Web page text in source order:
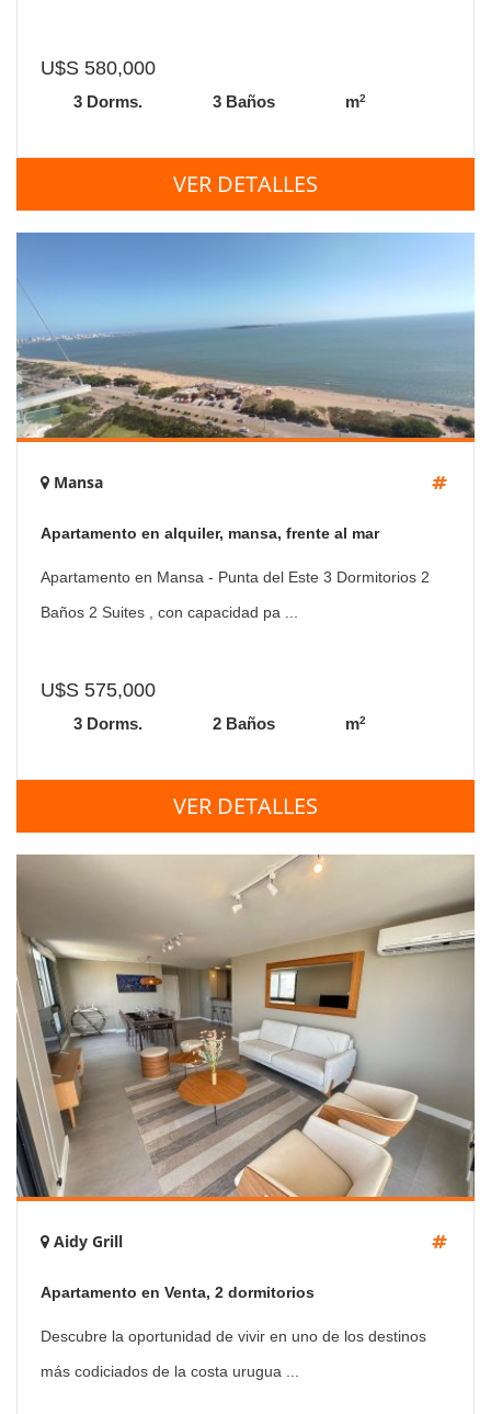
U$S 580,000
3 Dorms. 3 Baños m2
VER DETALLES
Mansa
Apartamento en alquiler, mansa, frente al mar
Apartamento en Mansa - Punta del Este 3 Dormitorios 2
Baños 2 Suites , con capacidad pa ...
U$S 575,000
3 Dorms. 2 Baños m2
VER DETALLES
Aidy Grill
Apartamento en Venta, 2 dormitorios
Descubre la oportunidad de vivir en uno de los destinos
más codiciados de la costa urugua ...